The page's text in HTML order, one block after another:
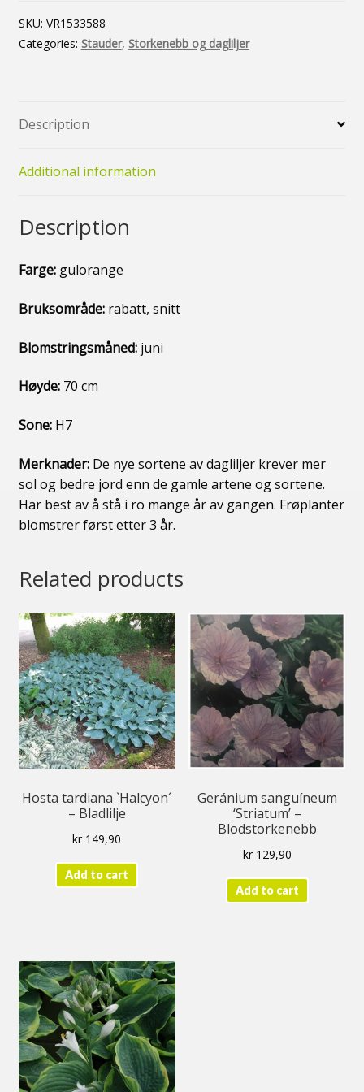
Min konto
Personvernerklæring
quantity
SKU: VR1533588
Categories: Stauder, Storkenebb og dagliljer
Description
Additional information
Description
Farge: gulorange
Bruksområde: rabatt, snitt
Blomstringsmåned: juni
Høyde: 70 cm
Sone: H7
Merknader: De nye sortene av dagliljer krever mer
sol og bedre jord enn de gamle artene og sortene.
Har best av å stå i ro mange år av gangen. Frøplanter
blomstrer først etter 3 år.
Related products
Hosta tardiana `Halcyon´
– Bladlilje
kr 149,90
Add to cart
Geránium sanguíneum
‘Striatum’ –
Blodstorkenebb
kr129,90
Add to cart